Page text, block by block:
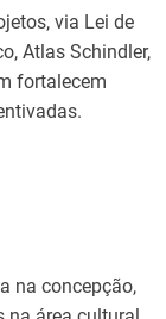
via Lei de
Atlas Schindler,
fortalecem
na concepção,